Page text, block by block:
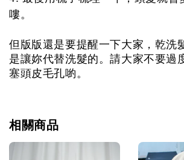
嘍。
但版版還是要提醒一下大家，乾洗
是讓妳代替洗髮的。請大家不要過
塞頭皮毛孔喲。
相關商品